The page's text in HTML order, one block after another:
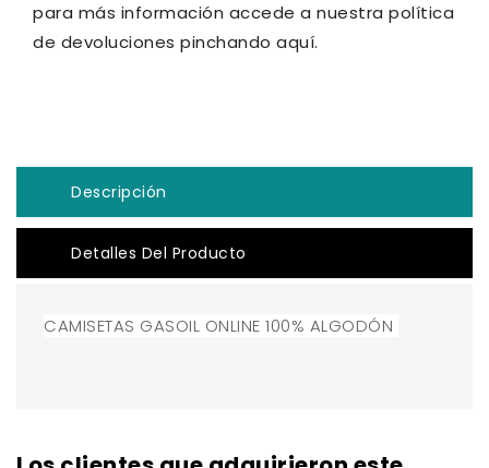
para más información accede a nuestra política
de devoluciones pinchando aquí.
Descripción
Detalles Del Producto
CAMISETAS GASOIL ONLINE 100% ALGODÓN